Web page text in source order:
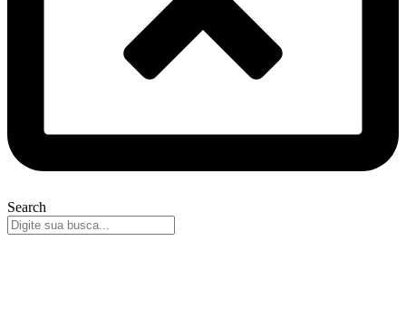
Search